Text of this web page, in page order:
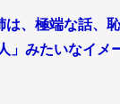
は、極端な話、
」みたいなイメ